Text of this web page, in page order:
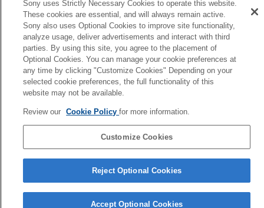
画作成後のショットマーク（再生）
次へ
メモリーカード間で画像をコピーする（コピ
TP1001367339
お使いのカメラの本体ソフトウェアがVer.2.00未満の場合は下記URLの
https://helpguide.sony.net/ilc/2040/v1/ja/index.html
言語選択ページへ
Copyright 2024 Sony Corporation
Sony uses Strictly Necessary Cookies to operate this website.
These cookies are essential, and will always remain active.
Sony also uses Optional Cookies to improve site functionality,
analyze usage, deliver advertisements and interact with third
parties. By using this site, you agree to the placement of
Optional Cookies. You can manage your cookie preferences at
any time by clicking "Customize Cookies" Depending on your
selected cookie preferences, the full functionality of this
website may not be available.
Review our Cookie Policyfor more information.
Customize Cookies
Reject Optional Cookies
Accept Optional Cookies